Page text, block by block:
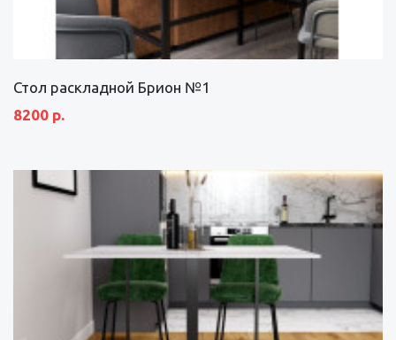
Стол раскладной Брион №1
8200 р.